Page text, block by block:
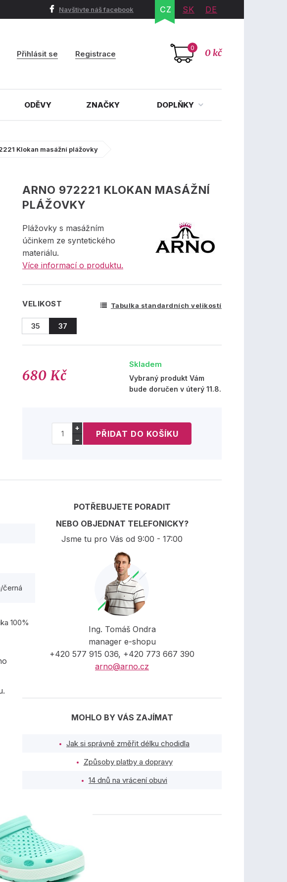
Navštivte náš facebook CZ SK DE
0 0 kč
Přihlásit se Registrace
ODĚVY ZNAČKY DOPLŇKY
Klokan masážní plážovky
ARNO 972221 KLOKAN MASÁŽNÍ
PLÁŽOVKY
Plážovky s masážním
účinkem ze syntetického
materiálu.
Více informací o produktu.
VELIKOST Tabulka standardních velikostí
35 37
680 Kč
Skladem
Vybraný produkt Vám
bude doručen v úterý 11.8.
+
−
černá
100%
POTŘEBUJETE PORADIT
NEBO OBJEDNAT TELEFONICKY?
Jsme tu pro Vás od 9:00 - 17:00
Ing. Tomáš Ondra
manager e-shopu
+420 577 915 036, +420 773 667 390
arno@arno.cz
MOHLO BY VÁS ZAJÍMAT
Jak si správně změřit délku chodidla
Způsoby platby a dopravy
14 dnů na vrácení obuvi
PRODUKTY